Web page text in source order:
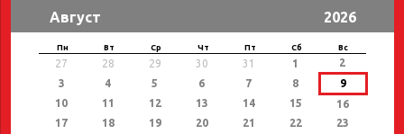
Август 2026
Пн Вт Ср Чт Пт Сб Вс
27 28 29 30 31 1
2
3
4 5 6 7 8
9
10
11 12 13 14 15
16
17
18 19 20 21 22
23